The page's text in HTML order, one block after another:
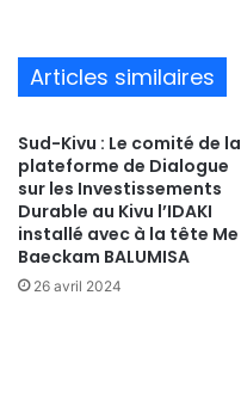
Articles similaires
Sud-Kivu : Le comité de la
plateforme de Dialogue
sur les Investissements
Durable au Kivu l’IDAKI
installé avec à la tête Me
Baeckam BALUMISA
26 avril 2024